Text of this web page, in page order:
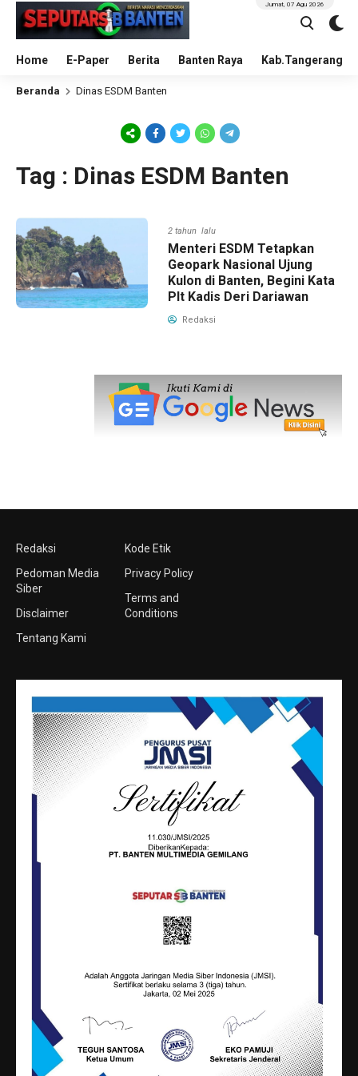
Home E-Paper Berita Banten Raya Kab.Tangerang
Jumat, 07 Agu 2026
Beranda Dinas ESDM Banten
Tag : Dinas ESDM Banten
2 tahun lalu
Menteri ESDM Tetapkan
Geopark Nasional Ujung
Kulon di Banten, Begini Kata
Plt Kadis Deri Dariawan
Redaksi
Redaksi
Pedoman Media
Siber
Disclaimer
Tentang Kami
Kode Etik
Privacy Policy
Terms and
Conditions